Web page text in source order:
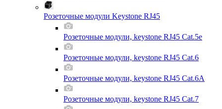
Розеточные модули Keystone RJ45
Розеточные модули, keystone RJ45 Cat.5e
Розеточные модули, keystone RJ45 Cat.6
Розеточные модули, keystone RJ45 Cat.6A
Розеточные модули, keystone RJ45 Cat.7